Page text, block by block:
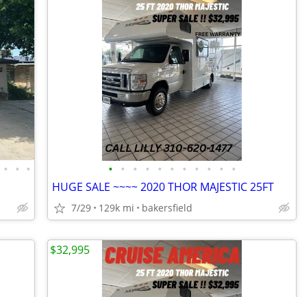
• • • • • • • • • • • • • •
HUGE SALE ~~~~ 2020 THOR MAJESTIC 25FT
7/29 129k mi bakersfield
$32,995